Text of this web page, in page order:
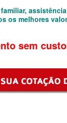
os melhores
sem